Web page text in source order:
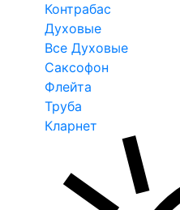
Контрабас
Духовые
Все Духовые
Саксофон
Флейта
Труба
Кларнет